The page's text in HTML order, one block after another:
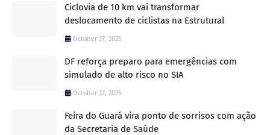
Ciclovia de 10 km vai transformar
deslocamento de ciclistas na Estrutural
October 27, 2025
DF reforça preparo para emergências com
simulado de alto risco no SIA
October 27, 2025
Feira do Guará vira ponto de sorrisos com ação
da Secretaria de Saúde